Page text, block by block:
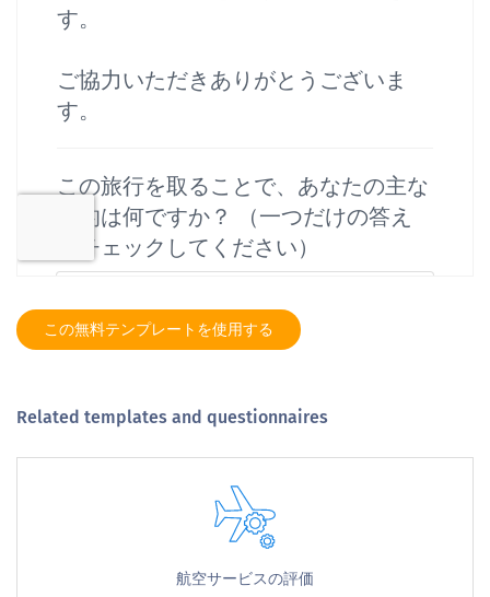
この無料テンプレートを使用する
Related templates and questionnaires
航空サービスの評価